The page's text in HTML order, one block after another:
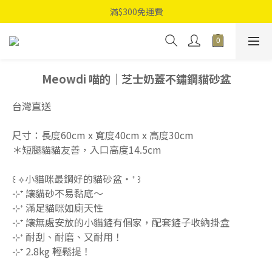
滿$300免運費
Meowdi 喵的｜芝士奶蓋不鏽鋼貓砂盆
台灣直送
尺寸：長度60cm x 寬度40cm x 高度30cm
＊短腿貓貓友善，入口高度14.5cm
꒰ ⟡小貓咪最鋼好的貓砂盆‧⁺ ꒱
⊹⁺ 讓貓砂不易黏底～
⊹⁺ 滿足貓咪如廁天性
⊹⁺ 讓無處安放的小貓鏟有個家，配套鏟子收納掛盒
⊹⁺ 耐刮、耐磨、又耐用！
⊹⁺ 2.8kg 輕鬆提！